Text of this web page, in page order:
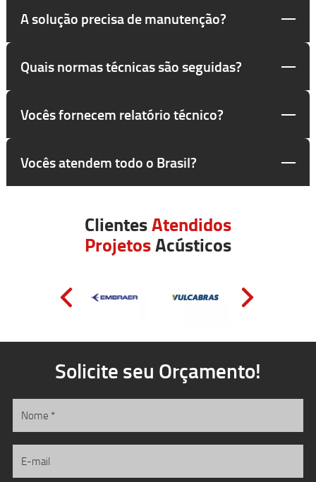
A solução precisa de manutenção?
Quais normas técnicas são seguidas?
Vocês fornecem relatório técnico?
Vocês atendem todo o Brasil?
ClientesAtendidos
ProjetosAcústicos
Solicite seu Orçamento!